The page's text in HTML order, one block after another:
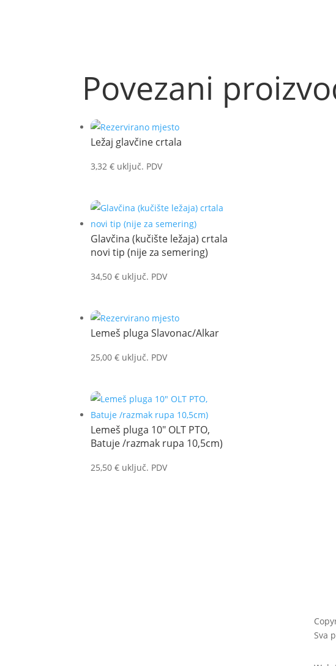
Povezani
Ležaj glavčine crtala
3,32€ uključ. PDV
Glavčina (kučište ležaja) crtala
novi tip (nije za semering)
34,50€ uključ. PDV
Lemeš pluga Slavonac/Alkar
25,00€ uključ. PDV
Lemeš pluga 10″ OLT PTO,
Batuje /razmak rupa 10,5cm)
25,50€ uključ. PDV
Sva